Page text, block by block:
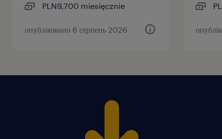
PLN9,700 miesięcznie
опубліковано 6 серпень 2026